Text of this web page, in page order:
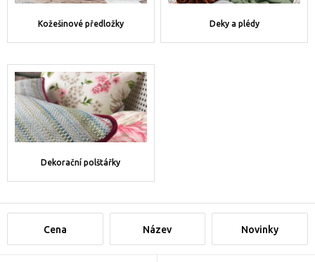
Kožešinové předložky Deky a plédy
Dekorační polštářky
Cena Název Novinky